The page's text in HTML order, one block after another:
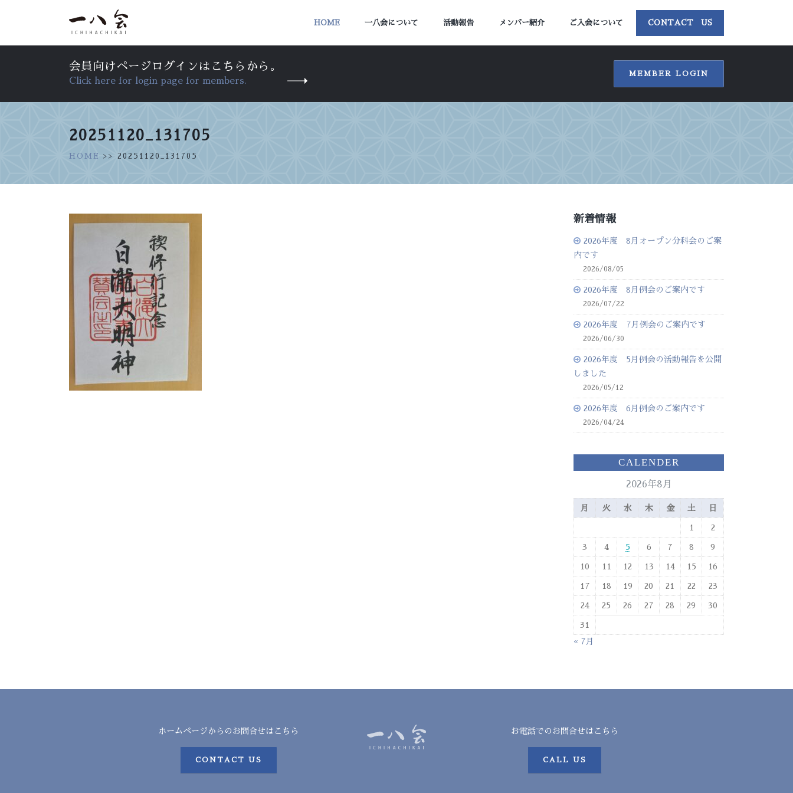
HOME 一八会について 活動報告 メンバー紹介 ご入会について CONTACT US
会員向けページログインはこちらから。
Click here for login page for members.
MEMBER LOGIN
20251120_131705
HOME >> 20251120_131705
新着情報
2026年度 8月オープン分科会のご案
内です
2026/08/05
2026年度 8月例会のご案内です
2026/07/22
2026年度 7月例会のご案内です
2026/06/30
2026年度 5月例会の活動報告を公開
しました
2026/05/12
2026年度 6月例会のご案内です
2026/04/24
CALENDER
2026年8月
月 火 水 木 金 土 日
1 2
3 4 5 6 7 8 9
10 11 12 13 14 15 16
17 18 19 20 21 22 23
24 25 26 27 28 29 30
31
« 7月
ホームページからのお問合せはこちら
CONTACT US
お電話でのお問合せはこちら
CALL US